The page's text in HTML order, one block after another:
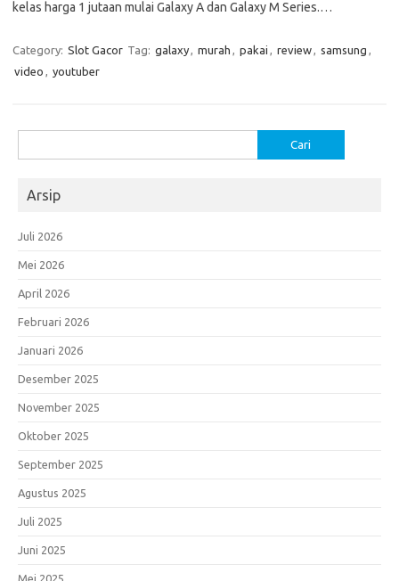
kelas harga 1 jutaan mulai Galaxy A dan Galaxy M Series.…
Category: Slot Gacor Tag: galaxy, murah , pakai , review, samsung ,
video , youtuber
untuk:
Arsip
Juli 2026
Mei 2026
April 2026
Februari 2026
Januari 2026
Desember 2025
November 2025
Oktober 2025
September 2025
Agustus 2025
Juli 2025
Juni 2025